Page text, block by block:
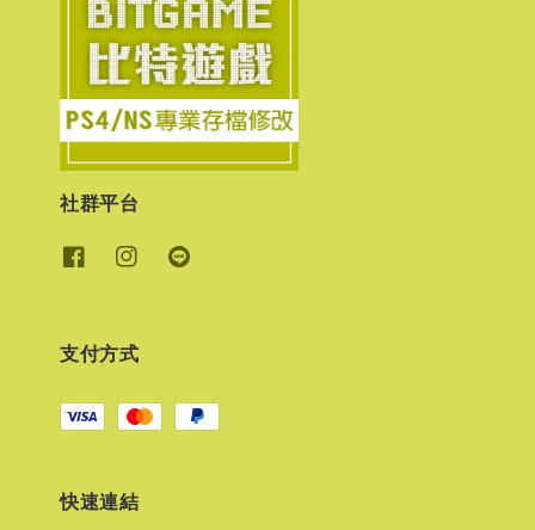
社群平台
支付方式
快速連結